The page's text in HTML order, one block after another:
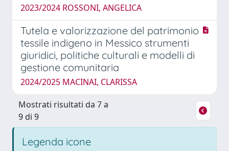
2023/2024 ROSSONI, ANGELICA
Tutela e valorizzazione del patrimonio
tessile indigeno in Messico strumenti
giuridici, politiche culturali e modelli di
gestione comunitaria
2024/2025 MACINAI, CLARISSA
Mostrati risultati da 7 a
9 di 9
Legenda icone